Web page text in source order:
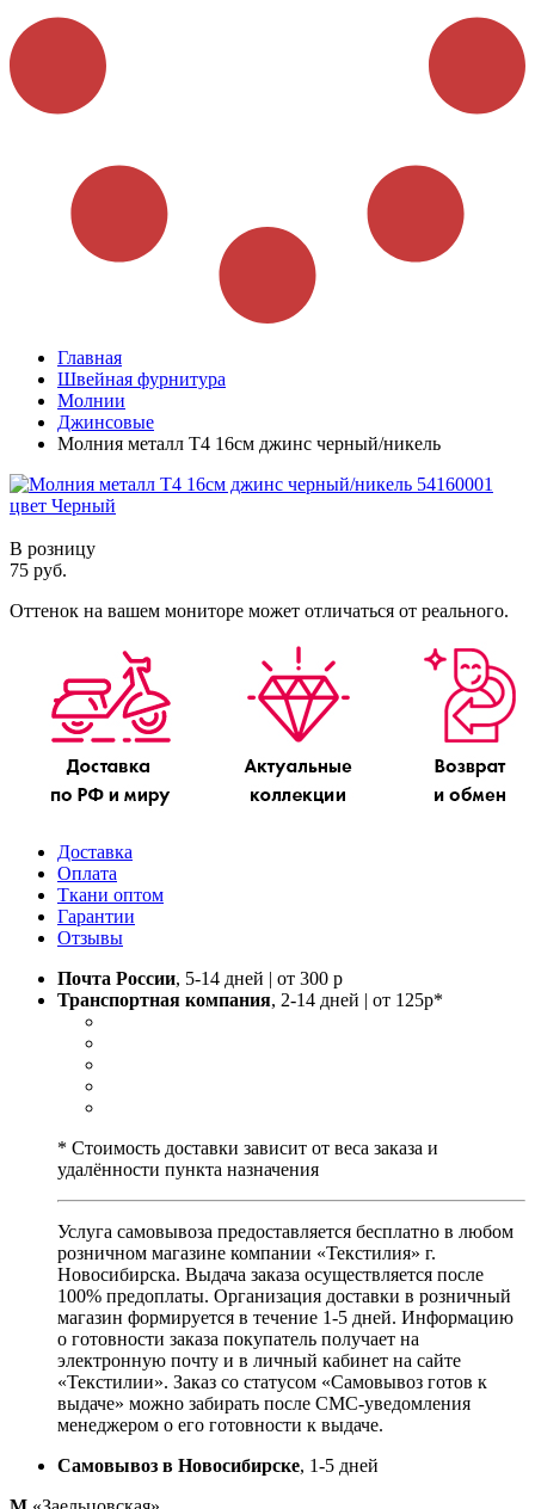
Главная
Швейная фурнитура
Молнии
Джинсовые
Молния металл Т4 16см джинс черный/никель
В розницу
75 руб.
Оттенок на вашем мониторе может отличаться от реального.
Доставка
Оплата
Ткани оптом
Гарантии
Отзывы
Почта России, 5-14 дней | от 300 р
Транспортная компания, 2-14 дней | от 125р*
* Стоимость доставки зависит от веса заказа и
удалённости пункта назначения
Услуга самовывоза предоставляется бесплатно в любом
розничном магазине компании «Текстилия» г.
Новосибирска. Выдача заказа осуществляется после
100% предоплаты. Организация доставки в розничный
магазин формируется в течение 1-5 дней. Информацию
о готовности заказа покупатель получает на
электронную почту и в личный кабинет на сайте
«Текстилии». Заказ со статусом «Самовывоз готов к
выдаче» можно забирать после СМС-уведомления
менеджером о его готовности к выдаче.
Самовывоз в Новосибирске, 1-5 дней